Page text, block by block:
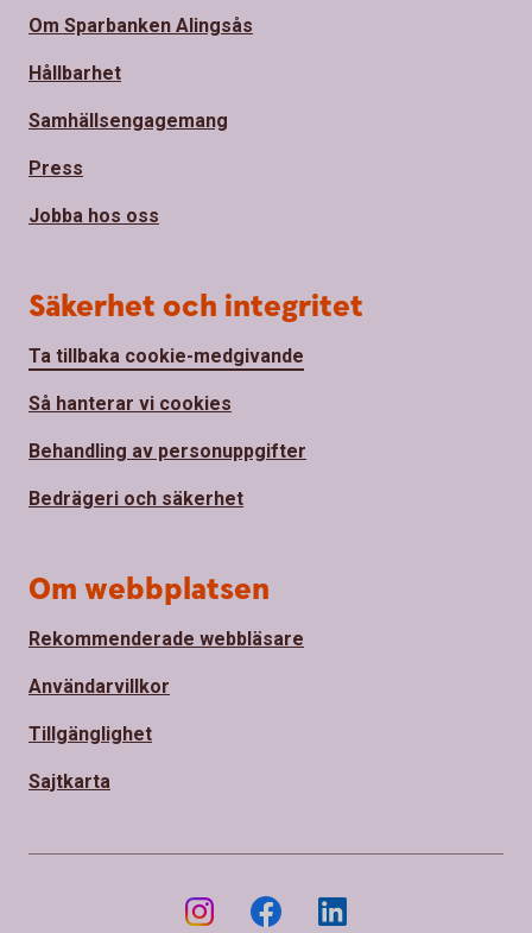
Om Sparbanken Alingsås
Hållbarhet
Samhällsengagemang
Press
Jobba hos oss
Säkerhet och integritet
Ta tillbaka cookie-medgivande
Så hanterar vi cookies
Behandling av personuppgifter
Bedrägeri och säkerhet
Om webbplatsen
Rekommenderade webbläsare
Användarvillkor
Tillgänglighet
Sajtkarta